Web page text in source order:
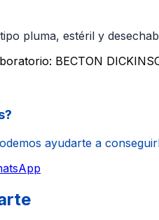
pluma, estéril y
BECTON
ayudarte a